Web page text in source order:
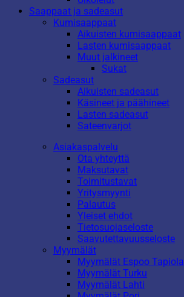
Saappaat ja sadeasut
Kumisaappaat
Aikuisten kumisaappaat
Lasten kumisaappaat
Muut jalkineet
Sukat
Sadeasut
Aikuisten sadeasut
Käsineet ja päähineet
Lasten sadeasut
Sateenvarjot
Asiakaspalvelu
Ota yhteyttä
Maksutavat
Toimitustavat
Yritysmyynti
Palautus
Yleiset ehdot
Tietosuojaseloste
Saavutettavuusseloste
Myymälät
Myymälät Espoo Tapiola
Myymälät Turku
Myymälät Lahti